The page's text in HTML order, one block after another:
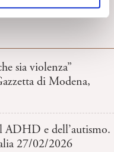
sia violenza”
di Modena,
ADHD e dell’autismo.
27/02/2026